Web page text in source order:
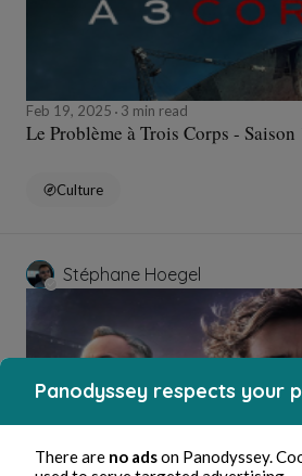
Feb 19, 2025 3 min read
Le Problème à Trois Corps - Saison
Culture
Stéphane Hoegel
Panodyssey respects your
There are no adson Panodyssey.